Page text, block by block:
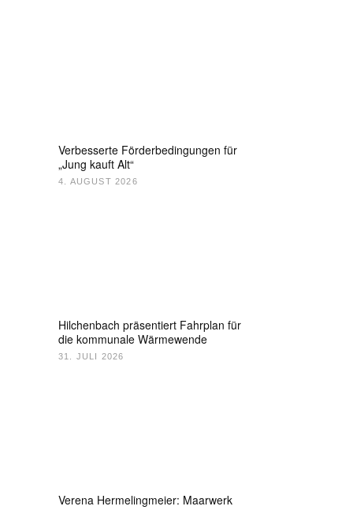
Verbesserte Förderbedingungen für
„Jung kauft Alt“
4. AUGUST 2026
Hilchenbach präsentiert Fahrplan für
die kommunale Wärmewende
31. JULI 2026
Verena Hermelingmeier: Maarwerk